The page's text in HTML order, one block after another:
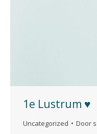
1e Lustrum ♥
Uncategorized Door